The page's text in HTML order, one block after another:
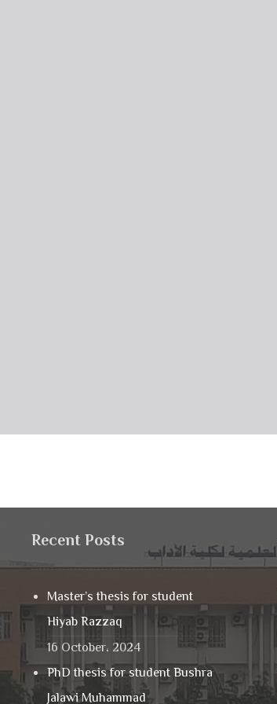
Recent Posts
Master’s thesis for student
Hiyab Razzaq
16 October، 2024
PhD thesis for student Bushra
Jalawi Muhammad